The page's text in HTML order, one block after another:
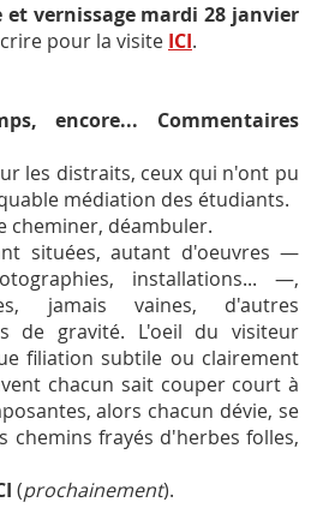
et vernissage mardi 28 janvier
pour la visite ICI.
encore... Commentaires
les distraits, ceux qui n'ont pu
médiation des étudiants.
cheminer, déambuler.
situées, autant d'oeuvres —
installations... —,
jamais vaines, d'autres
de gravité. L'oeil du visiteur
filiation subtile ou clairement
chacun sait couper court à
alors chacun dévie, se
chemins frayés d'herbes folles,
(prochainement).